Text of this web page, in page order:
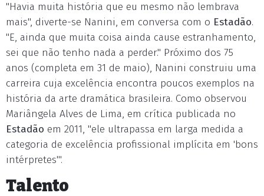
"Havia muita história que eu mesmo não lembrava
mais", diverte-se Nanini, em conversa com o Estadão.
"E, ainda que muita coisa ainda cause estranhamento,
sei que não tenho nada a perder." Próximo dos 75
anos (completa em 31 de maio), Nanini construiu uma
carreira cuja excelência encontra poucos exemplos na
história da arte dramática brasileira. Como observou
Mariângela Alves de Lima, em crítica publicada no
Estadão em 2011, "ele ultrapassa em larga medida a
categoria de excelência profissional implícita em 'bons
intérpretes'".
Talento